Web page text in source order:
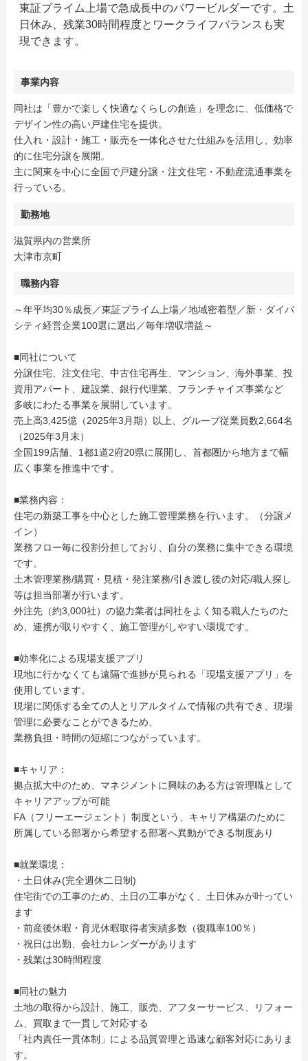
東証プライム上場で急成長中のパワービルダーです。土
日休み、残業30時間程度とワークライフバランスも実
現できます。
事業内容
同社は「豊かで楽しく快適なくらしの創造」を理念に、低価格で
デザイン性の高い戸建住宅を提供。
仕入れ・設計・施工・販売を一体化させた仕組みを活用し、効率
的に住宅分譲を展開。
主に関東を中心に全国で戸建分譲・注文住宅・不動産流通事業を
行っている。
勤務地
滋賀県内の営業所
大津市京町
職務内容
～年平均30％成長／東証プライム上場／地域密着型／新・ダイバ
シティ経営企業100選に選出／毎年増収増益～
■同社について
分譲住宅、注文住宅、中古住宅再生、マンション、海外事業、投
資用アパート、建設業、銀行代理業、フランチャイズ事業など
多岐にわたる事業を展開しています。
売上高3,425億（2025年3月期）以上、グループ従業員数2,664名
（2025年3月末）
全国199店舗、1都1道2府20県に展開し、首都圏から地方まで幅
広く事業を推進中です。
■業務内容：
住宅の新築工事を中心とした施工管理業務を行います。（分譲メ
イン）
業務フロー毎に役割分担しており、自分の業務に集中できる環境
です。
土木管理業務/購買・見積・発注業務/引き渡し後の対応/職人探し
等は担当部署が行います。
外注先（約3,000社）の協力業者は同社をよく知る職人たちのた
め、連携が取りやすく、施工管理がしやすい環境です。
■効率化による現場支援アプリ
現地に行かなくても遠隔で進捗が見られる「現場支援アプリ」を
使用しています。
現場に関係する全ての人とリアルタイムで情報の共有でき、現場
管理に必要なことができるため、
業務負担・時間の短縮につながっています。
■キャリア：
拠点拡大中のため、マネジメントに興味のある方は管理職として
キャリアアップが可能
FA（フリーエージェント）制度という、キャリア構築のために
所属している部署から希望する部署へ異動ができる制度あり
■就業環境：
・土日休み(完全週休二日制)
住宅街での工事のため、土日の工事がなく、土日休みが叶ってい
ます
・前産後休暇・育児休暇取得者実績多数（復職率100％）
・祝日は出勤、会社カレンダーがあります
・残業は30時間程度
■同社の魅力
土地の取得から設計、施工、販売、アフターサービス、リフォー
ム、買取まで一貫して対応する
「社内責任一貫体制」による品質管理と迅速な顧客対応にありま
す。